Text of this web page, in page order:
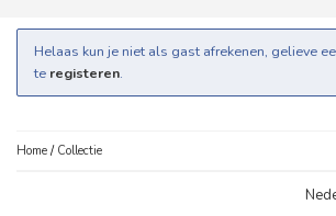
Helaas kun je niet als gast afrekenen, gelieve
te registeren.
Home / Collectie